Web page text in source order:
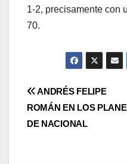
1-2, precisamente con
70.
ANDRÉS FELIPE
ROMÁN EN LOS
DE NACIONAL